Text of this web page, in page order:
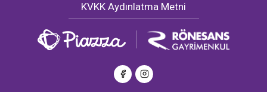
KVKK Aydınlatma Metni